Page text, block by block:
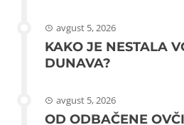
avgust 5, 2026
KAKO JE NESTALA
DUNAVA?
avgust 5, 2026
OD ODBAČENE